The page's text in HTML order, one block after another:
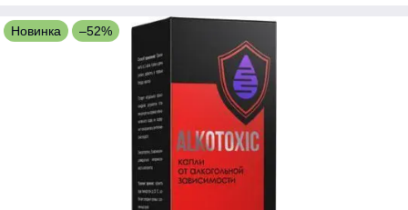
Новинка –52%